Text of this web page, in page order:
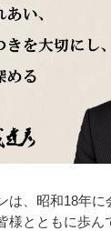
、昭和18年に
様とともに歩ん